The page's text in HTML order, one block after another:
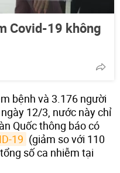
Covid-19 không
bệnh và 3.176 người
12/3, nước này chỉ
Quốc thông báo có
19 (giảm so với 110
số ca nhiễm tại